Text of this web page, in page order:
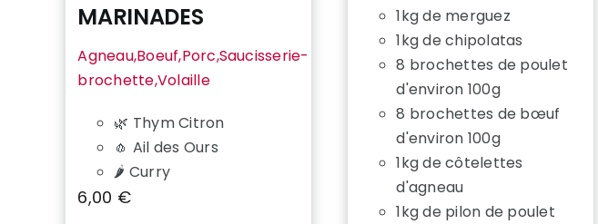
MARINADES
Agneau,Boeuf,Porc,Saucisserie-
brochette,Volaille
🌿 Thym Citron
🧄 Ail des Ours
🌶️ Curry
6,00 €
1kg de merguez
1kg de chipolatas
8 brochettes de poulet
d'environ 100g
8 brochettes de bœuf
d'environ 100g
1kg de côtelettes
d'agneau
1kg de pilon de poulet